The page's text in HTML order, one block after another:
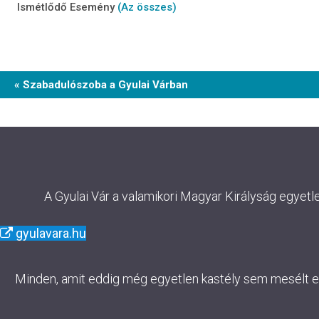
Ismétlődő Esemény (Az összes)
Event
« Szabadulószoba a Gyulai Várban
A Gyulai Vár a valamikori Magyar Királyság
gyulavara.hu
Minden, amit eddig még egyetlen kastély sem mesélt